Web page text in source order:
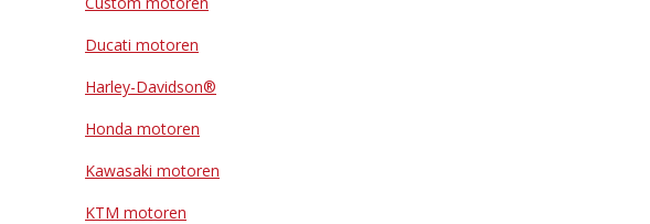
Ducati motoren
Harley-Davidson®
Honda motoren
Kawasaki motoren
KTM motoren